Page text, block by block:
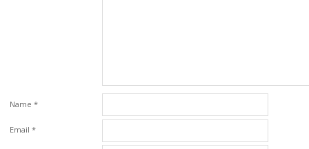
Name *
Email *